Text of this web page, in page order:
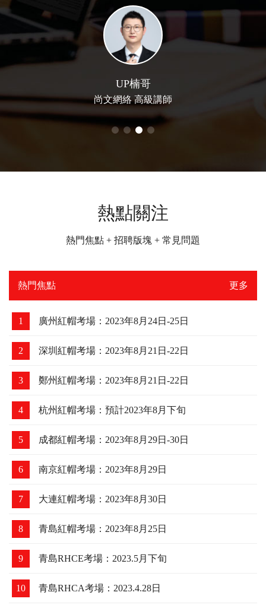
UP楠哥
尚文網絡 高級講師
熱點關注
熱門焦點 + 招聘版塊 + 常見問題
熱門焦點 更多
1 廣州紅帽考場：2023年8月24日-25日
2 深圳紅帽考場：2023年8月21日-22日
3 鄭州紅帽考場：2023年8月21日-22日
4 杭州紅帽考場：預計2023年8月下旬
5 成都紅帽考場：2023年8月29日-30日
6 南京紅帽考場：2023年8月29日
7 大連紅帽考場：2023年8月30日
8 青島紅帽考場：2023年8月25日
9 青島RHCE考場：2023.5月下旬
10 青島RHCA考場：2023.4.28日